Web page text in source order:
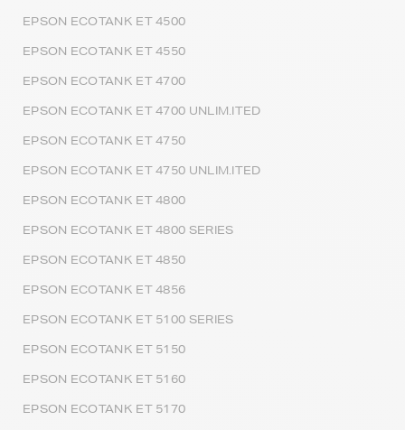
EPSON ECOTANK ET 4500
EPSON ECOTANK ET 4550
EPSON ECOTANK ET 4700
EPSON ECOTANK ET 4700 UNLIM.ITED
EPSON ECOTANK ET 4750
EPSON ECOTANK ET 4750 UNLIM.ITED
EPSON ECOTANK ET 4800
EPSON ECOTANK ET 4800 SERIES
EPSON ECOTANK ET 4850
EPSON ECOTANK ET 4856
EPSON ECOTANK ET 5100 SERIES
EPSON ECOTANK ET 5150
EPSON ECOTANK ET 5160
EPSON ECOTANK ET 5170